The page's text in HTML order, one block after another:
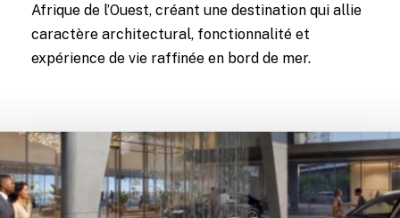
Afrique de l’Ouest, créant une destination qui allie
caractère architectural, fonctionnalité et
expérience de vie raffinée en bord de mer.